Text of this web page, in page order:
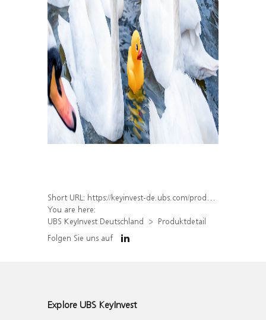
Short URL: https://keyinvest-de.ubs.com/produkt/detail/index/isin/DE000WA4FJL0
You are here:
UBS KeyInvest Deutschland
Produktdetail
Folgen Sie uns auf
Explore UBS KeyInvest